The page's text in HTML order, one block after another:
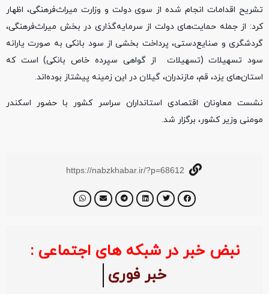
تشریح اقدامات انجام شده از سوی دولت و وزارت میراث‌فرهنگی، اظهار
کرد: از جمله حمایت‌های دولت از سرمایه‌گذاری در بخش میراث‌فرهنگی،
گردشگری و صنایع‌دستی، پرداخت بخشی از سود بانکی به صورت یارانه
سود تسهیلات (تسهیلات از گواهی سپرده خاص بانکی) است که
استان‌های یزد، قم، مازندران، گیلان در این زمینه پیشتاز بوده‌اند.
نشست معاونان اقتصادی استانداران سراسر کشور با حضور اسکندر
مومنی وزیر کشور، برگزار شد.
https://nabzkhabar.ir/?p=68612
نبض خبر در شبکه های اجتماعی : خبر